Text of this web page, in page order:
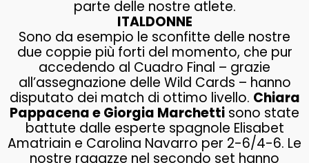
parte delle nostre atlete.
ITALDONNE
Sono da esempio le sconfitte delle nostre
due coppie più forti del momento, che pur
accedendo al Cuadro Final – grazie
all’assegnazione delle Wild Cards – hanno
disputato dei match di ottimo livello. Chiara
Pappacena e Giorgia Marchetti sono state
battute dalle esperte spagnole Elisabet
Amatriain e Carolina Navarro per 2-6/4-6. Le
nostre ragazze nel secondo set hanno